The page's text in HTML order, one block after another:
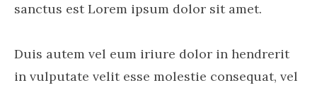
sanctus est Lorem ipsum dolor sit amet.
Duis autem vel eum iriure dolor in hendrerit
in vulputate velit esse molestie consequat, vel